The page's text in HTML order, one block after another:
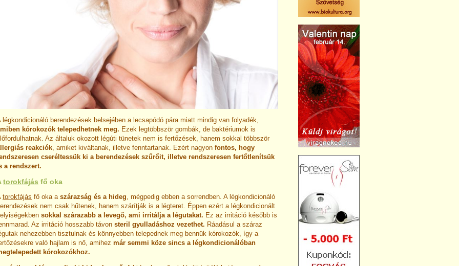
légkondicionáló berendezések belsejében a lecsapódó pára miatt mindig van folyadék,
kórokozók telepedhetnek meg. Ezek legtöbbször gombák, de baktériumok is
Az általuk okozott légúti tünetek nem is fertőzések, hanem sokkal többször
reakciók, amiket kiváltanak, illetve fenntartanak. Ezért nagyon fontos, hogy
cseréltessük ki a berendezések szűrőit, illetve rendszeresen fertőtlenítsük
a rendszert.
torokfájás fő oka
torokfájás fő oka a szárazság és a hideg, mégpedig ebben a sorrendben. A légkondicionáló
nem csak hűtenek, hanem szárítják is a légteret. Éppen ezért a légkondicionált
sokkal szárazabb a levegő, ami irritálja a légutakat. Ez az irritáció később is
Az irritáció hosszabb távon steril gyulladáshoz vezethet. Ráadásul a száraz
nehezebben tisztulnak és könnyebben telepednek meg bennük kórokozók, így a
való hajlam is nő, amihez már semmi köze sincs a légkondicionálóban
kórokozókhoz.